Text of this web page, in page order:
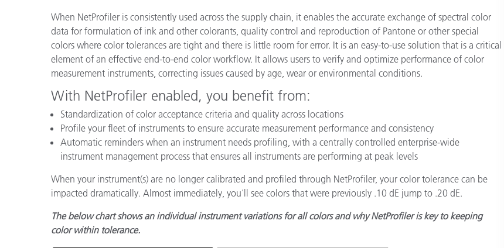
Materiais de
Bens Duráveis
When NetProfiler is consistently used across the supply chain, it enables the accurate exchange of spectral color
data for formulation of ink and other colorants, quality control and reproduction of Pantone or other special
colors where color tolerances are tight and there is little room for error. It is an easy-to-use solution that is a critical
element of an effective end-to-end color workflow. It allows users to verify and optimize performance of color
measurement instruments, correcting issues caused by age, wear or environmental conditions.
With NetProfiler enabled, you benefit from:
Standardization of color acceptance criteria and quality across locations
Profile your fleet of instruments to ensure accurate measurement performance and consistency
Automatic reminders when an instrument needs profiling, with a centrally controlled enterprise-wide
instrument management process that ensures all instruments are performing at peak levels
When your instrument(s) are no longer calibrated and profiled through NetProfiler, your color tolerance can be
impacted dramatically. Almost immediately, you'll see colors that were previously .10 dE jump to .20 dE.
The below chart shows an individual instrument variations for all colors and why NetProfiler is key to keeping
color within tolerance.